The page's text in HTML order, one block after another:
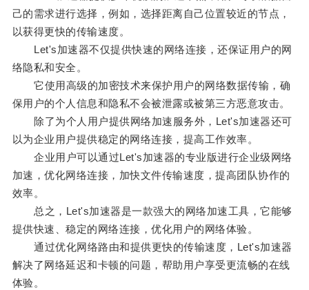
己的需求进行选择，例如，选择距离自己位置较近的节点，
以获得更快的传输速度。
Let's加速器不仅提供快速的网络连接，还保证用户的网
络隐私和安全。
它使用高级的加密技术来保护用户的网络数据传输，确
保用户的个人信息和隐私不会被泄露或被第三方恶意攻击。
除了为个人用户提供网络加速服务外，Let's加速器还可
以为企业用户提供稳定的网络连接，提高工作效率。
企业用户可以通过Let's加速器的专业版进行企业级网络
加速，优化网络连接，加快文件传输速度，提高团队协作的
效率。
总之，Let's加速器是一款强大的网络加速工具，它能够
提供快速、稳定的网络连接，优化用户的网络体验。
通过优化网络路由和提供更快的传输速度，Let's加速器
解决了网络延迟和卡顿的问题，帮助用户享受更流畅的在线
体验。